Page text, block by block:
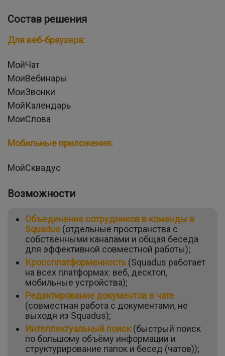
Состав решения
Для веб-браузера:
МойЧат
МоиВебинары
МоиЗвонки
МойКалендарь
МоиСлова
Мобильные приложения:
МойСквадус
Возможности
Объединение сотрудников в команды в
Squadus (отдельные пространства с
собственными каналами и общая беседа
для эффективной совместной работы);
Кроссплатформенность(Squadus работает
на всех платформах: веб, десктоп,
мобильные устройства);
Редактирование документов в чате
(совместная работа с документами, не
выходя из Squadus);
Интеллектуальный поиск(быстрый поиск
по большому объёму информации и
структурирование папок и бесед (чатов));